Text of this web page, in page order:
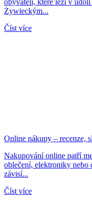
Żywieckým...
Číst více
Online nákupy – recenze,
Nakupování online patří
oblečení, elektroniky nebo
závisí...
Číst více